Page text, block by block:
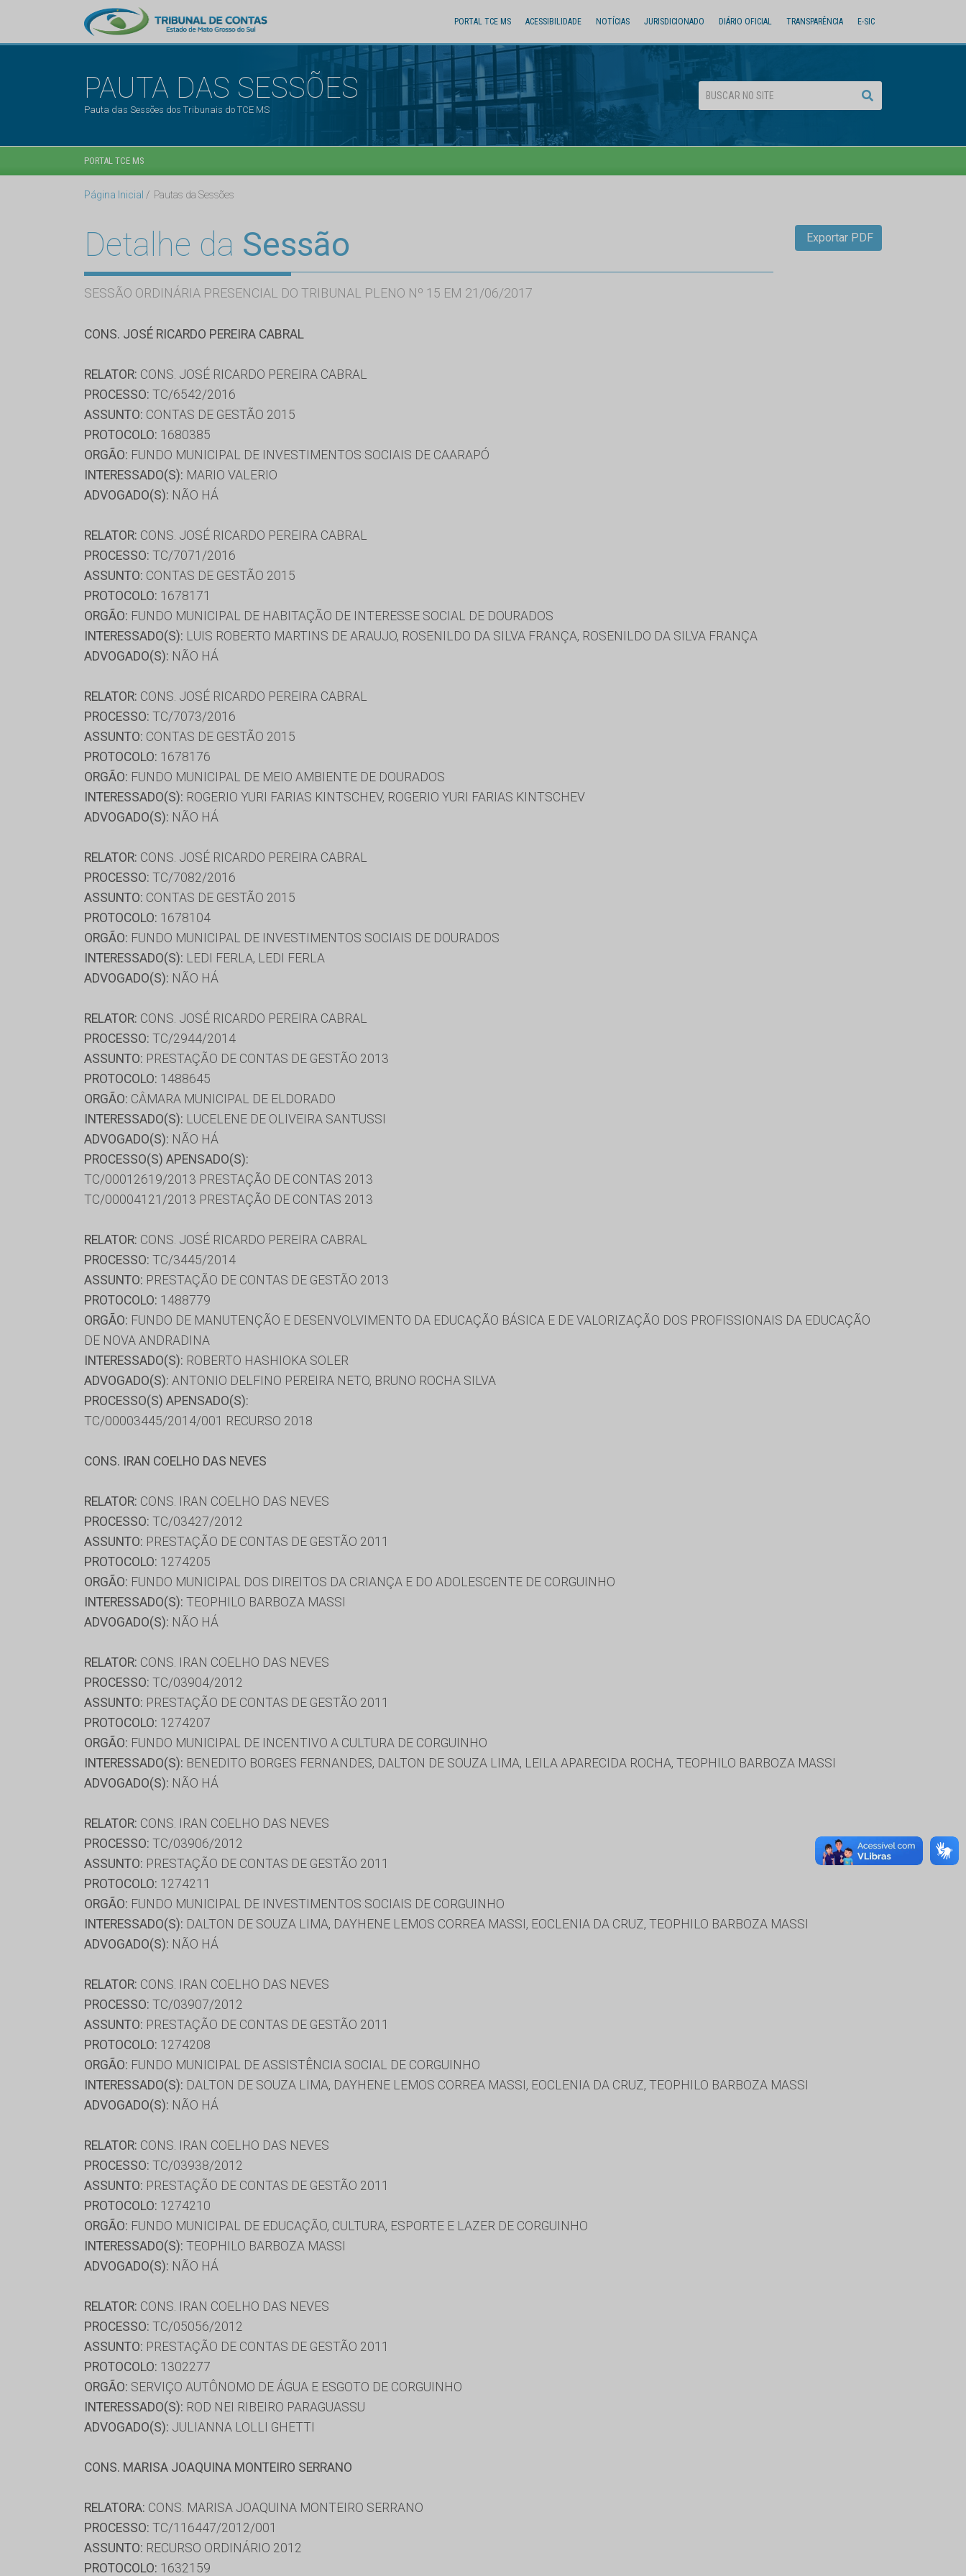
PORTAL TCE MS ACESSIBILIDADE NOTÍCIAS JURISDICIONADO DIÁRIO OFICIAL TRANSPARÊNCIA E-SIC
PAUTA DAS SESSÕES
Pauta das Sessões dos Tribunais do TCE MS
PORTAL TCE MS
Página Inicial Pautas da Sessões
Detalhe da Sessão
SESSÃO ORDINÁRIA PRESENCIAL DO TRIBUNAL PLENO Nº 15 EM 21/06/2017
Exportar PDF
CONS. JOSÉ RICARDO PEREIRA CABRAL
RELATOR: CONS. JOSÉ RICARDO PEREIRA CABRAL
PROCESSO: TC/6542/2016
ASSUNTO: CONTAS DE GESTÃO 2015
PROTOCOLO: 1680385
ORGÃO: FUNDO MUNICIPAL DE INVESTIMENTOS SOCIAIS DE CAARAPÓ
INTERESSADO(S): MARIO VALERIO
ADVOGADO(S): NÃO HÁ
RELATOR: CONS. JOSÉ RICARDO PEREIRA CABRAL
PROCESSO: TC/7071/2016
ASSUNTO: CONTAS DE GESTÃO 2015
PROTOCOLO: 1678171
ORGÃO: FUNDO MUNICIPAL DE HABITAÇÃO DE INTERESSE SOCIAL DE DOURADOS
INTERESSADO(S): LUIS ROBERTO MARTINS DE ARAUJO, ROSENILDO DA SILVA FRANÇA, ROSENILDO DA SILVA FRANÇA
ADVOGADO(S): NÃO HÁ
RELATOR: CONS. JOSÉ RICARDO PEREIRA CABRAL
PROCESSO: TC/7073/2016
ASSUNTO: CONTAS DE GESTÃO 2015
PROTOCOLO: 1678176
ORGÃO: FUNDO MUNICIPAL DE MEIO AMBIENTE DE DOURADOS
INTERESSADO(S): ROGERIO YURI FARIAS KINTSCHEV, ROGERIO YURI FARIAS KINTSCHEV
ADVOGADO(S): NÃO HÁ
RELATOR: CONS. JOSÉ RICARDO PEREIRA CABRAL
PROCESSO: TC/7082/2016
ASSUNTO: CONTAS DE GESTÃO 2015
PROTOCOLO: 1678104
ORGÃO: FUNDO MUNICIPAL DE INVESTIMENTOS SOCIAIS DE DOURADOS
INTERESSADO(S): LEDI FERLA, LEDI FERLA
ADVOGADO(S): NÃO HÁ
RELATOR: CONS. JOSÉ RICARDO PEREIRA CABRAL
PROCESSO: TC/2944/2014
ASSUNTO: PRESTAÇÃO DE CONTAS DE GESTÃO 2013
PROTOCOLO: 1488645
ORGÃO: CÂMARA MUNICIPAL DE ELDORADO
INTERESSADO(S): LUCELENE DE OLIVEIRA SANTUSSI
ADVOGADO(S): NÃO HÁ
PROCESSO(S) APENSADO(S):
TC/00012619/2013 PRESTAÇÃO DE CONTAS 2013
TC/00004121/2013 PRESTAÇÃO DE CONTAS 2013
RELATOR: CONS. JOSÉ RICARDO PEREIRA CABRAL
PROCESSO: TC/3445/2014
ASSUNTO: PRESTAÇÃO DE CONTAS DE GESTÃO 2013
PROTOCOLO: 1488779
ORGÃO: FUNDO DE MANUTENÇÃO E DESENVOLVIMENTO DA EDUCAÇÃO BÁSICA E DE VALORIZAÇÃO DOS PROFISSIONAIS DA EDUCAÇÃO
DE NOVA ANDRADINA
INTERESSADO(S): ROBERTO HASHIOKA SOLER
ADVOGADO(S): ANTONIO DELFINO PEREIRA NETO, BRUNO ROCHA SILVA
PROCESSO(S) APENSADO(S):
TC/00003445/2014/001 RECURSO 2018
CONS. IRAN COELHO DAS NEVES
RELATOR: CONS. IRAN COELHO DAS NEVES
PROCESSO: TC/03427/2012
ASSUNTO: PRESTAÇÃO DE CONTAS DE GESTÃO 2011
PROTOCOLO: 1274205
ORGÃO: FUNDO MUNICIPAL DOS DIREITOS DA CRIANÇA E DO ADOLESCENTE DE CORGUINHO
INTERESSADO(S): TEOPHILO BARBOZA MASSI
ADVOGADO(S): NÃO HÁ
RELATOR: CONS. IRAN COELHO DAS NEVES
PROCESSO: TC/03904/2012
ASSUNTO: PRESTAÇÃO DE CONTAS DE GESTÃO 2011
PROTOCOLO: 1274207
ORGÃO: FUNDO MUNICIPAL DE INCENTIVO A CULTURA DE CORGUINHO
INTERESSADO(S): BENEDITO BORGES FERNANDES, DALTON DE SOUZA LIMA, LEILA APARECIDA ROCHA, TEOPHILO BARBOZA MASSI
ADVOGADO(S): NÃO HÁ
RELATOR: CONS. IRAN COELHO DAS NEVES
PROCESSO: TC/03906/2012
ASSUNTO: PRESTAÇÃO DE CONTAS DE GESTÃO 2011
PROTOCOLO: 1274211
ORGÃO: FUNDO MUNICIPAL DE INVESTIMENTOS SOCIAIS DE CORGUINHO
INTERESSADO(S): DALTON DE SOUZA LIMA, DAYHENE LEMOS CORREA MASSI, EOCLENIA DA CRUZ, TEOPHILO BARBOZA MASSI
ADVOGADO(S): NÃO HÁ
RELATOR: CONS. IRAN COELHO DAS NEVES
PROCESSO: TC/03907/2012
ASSUNTO: PRESTAÇÃO DE CONTAS DE GESTÃO 2011
PROTOCOLO: 1274208
ORGÃO: FUNDO MUNICIPAL DE ASSISTÊNCIA SOCIAL DE CORGUINHO
INTERESSADO(S): DALTON DE SOUZA LIMA, DAYHENE LEMOS CORREA MASSI, EOCLENIA DA CRUZ, TEOPHILO BARBOZA MASSI
ADVOGADO(S): NÃO HÁ
RELATOR: CONS. IRAN COELHO DAS NEVES
PROCESSO: TC/03938/2012
ASSUNTO: PRESTAÇÃO DE CONTAS DE GESTÃO 2011
PROTOCOLO: 1274210
ORGÃO: FUNDO MUNICIPAL DE EDUCAÇÃO, CULTURA, ESPORTE E LAZER DE CORGUINHO
INTERESSADO(S): TEOPHILO BARBOZA MASSI
ADVOGADO(S): NÃO HÁ
RELATOR: CONS. IRAN COELHO DAS NEVES
PROCESSO: TC/05056/2012
ASSUNTO: PRESTAÇÃO DE CONTAS DE GESTÃO 2011
PROTOCOLO: 1302277
ORGÃO: SERVIÇO AUTÔNOMO DE ÁGUA E ESGOTO DE CORGUINHO
INTERESSADO(S): ROD NEI RIBEIRO PARAGUASSU
ADVOGADO(S): JULIANNA LOLLI GHETTI
CONS. MARISA JOAQUINA MONTEIRO SERRANO
RELATORA: CONS. MARISA JOAQUINA MONTEIRO SERRANO
PROCESSO: TC/116447/2012/001
ASSUNTO: RECURSO ORDINÁRIO 2012
PROTOCOLO: 1632159